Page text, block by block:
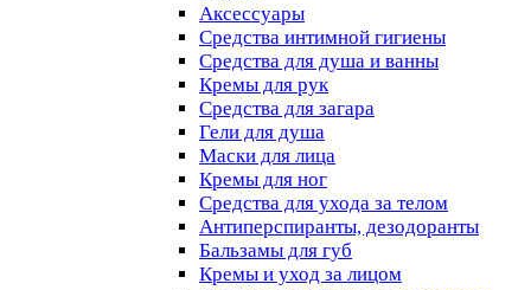
Аксессуары
Средства интимной гигиены
Средства для душа и ванны
Кремы для рук
Средства для загара
Гели для душа
Маски для лица
Кремы для ног
Средства для ухода за телом
Антиперспиранты, дезодоранты
Бальзамы для губ
Кремы и уход за лицом